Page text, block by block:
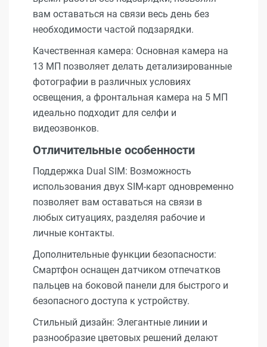
вам оставаться на связи весь день без
необходимости частой подзарядки.
Качественная камера: Основная камера на
13 МП позволяет делать детализированные
фотографии в различных условиях
освещения, а фронтальная камера на 5 МП
идеально подходит для селфи и
видеозвонков.
Отличительные особенности
Поддержка Dual SIM: Возможность
использования двух SIM-карт одновременно
позволяет вам оставаться на связи в
любых ситуациях, разделяя рабочие и
личные контакты.
Дополнительные функции безопасности:
Смартфон оснащен датчиком отпечатков
пальцев на боковой панели для быстрого и
безопасного доступа к устройству.
Стильный дизайн: Элегантные линии и
разнообразие цветовых решений делают